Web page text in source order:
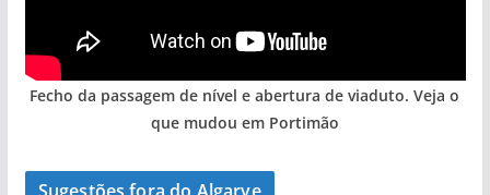
Fecho da passagem de nível e abertura de viaduto. Veja o
que mudou em Portimão